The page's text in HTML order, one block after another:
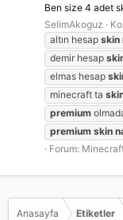
Ben size 4 adet
SelimAkoguz
altın hesap skin
demir hesap
elmas hesap
minecraft ta
premium
premium skin
Forum:
Anasayfa Etiketler